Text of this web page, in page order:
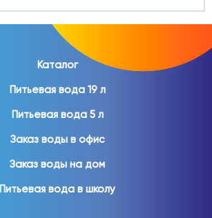
Каталог
Питьевая вода 19 л
Питьевая вода 5 л
Заказ воды в офис
Заказ воды на дом
Питьевая вода в школу